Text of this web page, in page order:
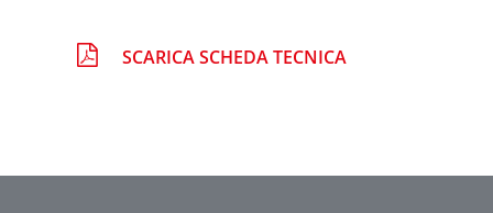
SCARICA SCHEDA TECNICA